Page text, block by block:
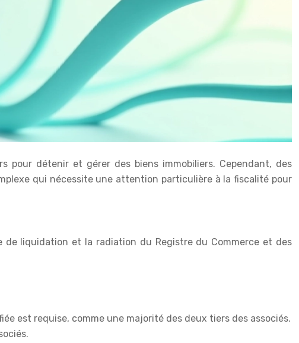
pour détenir et gérer des biens immobiliers. Cependant, des
qui nécessite une attention particulière à la fiscalité pour
de liquidation et la radiation du Registre du Commerce et des
est requise, comme une majorité des deux tiers des associés.